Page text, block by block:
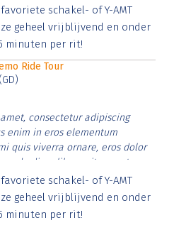
justo cursus id rutrum lorem
vitae risus tristique posuere.
schakel- of Y-AMT
geheel vrijblijvend en onder
minuten per rit!
Ride Tour
consectetur adipiscing
enim in eros elementum
quis viverra ornare, eros dolor
diam libero vitae erat.
justo cursus id rutrum lorem
vitae risus tristique posuere.
schakel- of Y-AMT
geheel vrijblijvend en onder
minuten per rit!